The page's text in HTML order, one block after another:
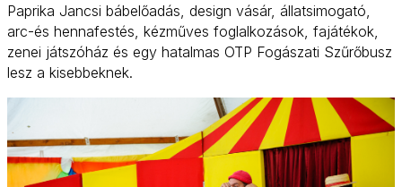
Paprika Jancsi bábelőadás, design vásár, állatsimogató,
arc-és hennafestés, kézműves foglalkozások, fajátékok,
zenei játszóház és egy hatalmas OTP Fogászati Szűrőbusz
lesz a kisebbeknek.